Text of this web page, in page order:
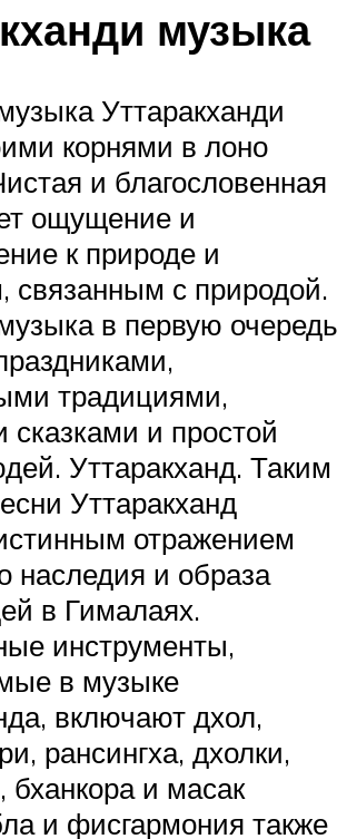
музыка
Уттаракханди
корнями в лоно
и благословенная
ощущение и
к природе и
связанным с природой.
в первую очередь
традициями,
и простой
Уттаракханд. Таким
Уттаракханд
отражением
наследия и образа
в Гималаях.
инструменты,
в музыке
включают дхол,
рансингха, дхолки,
бханкора и масак
и фисгармония также